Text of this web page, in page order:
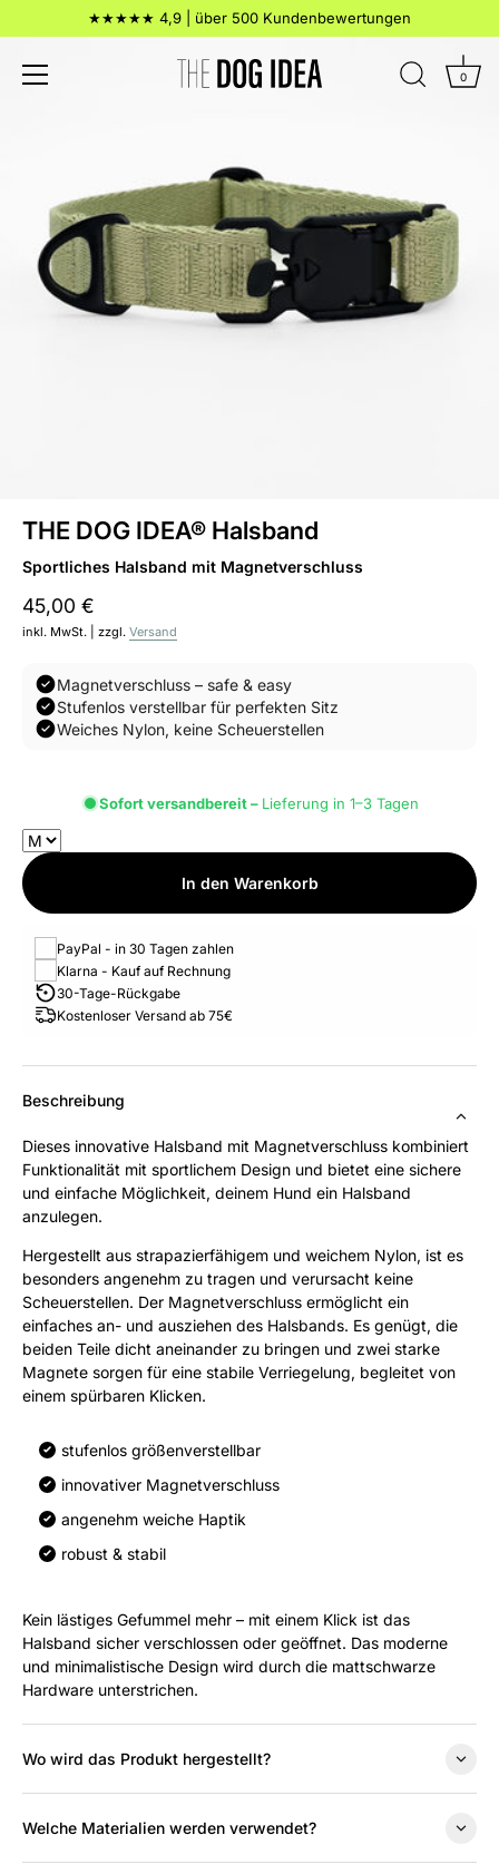
zum
★★★★★ 4,9 | über 500 Kundenbewertungen
0
THE DOG IDEA® Halsband
Sportliches Halsband mit Magnetverschluss
45,00 €
inkl. MwSt. | zzgl. Versand
Magnetverschluss – safe & easy
Stufenlos verstellbar für perfekten Sitz
Weiches Nylon, keine Scheuerstellen
Sofort versandbereit – Lieferung in 1–3 Tagen
In den Warenkorb
PayPal - in 30 Tagen zahlen
Klarna - Kauf auf Rechnung
30-Tage-Rückgabe
Kostenloser Versand ab 75€
Beschreibung
Dieses innovative Halsband mit Magnetverschluss kombiniert
Funktionalität mit sportlichem Design und bietet eine sichere
und einfache Möglichkeit, deinem Hund ein Halsband
anzulegen.
Hergestellt aus strapazierfähigem und weichem Nylon, ist es
besonders angenehm zu tragen und verursacht keine
Scheuerstellen. Der Magnetverschluss ermöglicht ein
einfaches an- und ausziehen des Halsbands. Es genügt, die
beiden Teile dicht aneinander zu bringen und zwei starke
Magnete sorgen für eine stabile Verriegelung, begleitet von
einem spürbaren Klicken.
stufenlos größenverstellbar
innovativer Magnetverschluss
angenehm weiche Haptik
robust & stabil
Kein lästiges Gefummel mehr – mit einem Klick ist das
Halsband sicher verschlossen oder geöffnet. Das moderne
und minimalistische Design wird durch die mattschwarze
Hardware unterstrichen.
Wo wird das Produkt hergestellt?
Welche Materialien werden verwendet?